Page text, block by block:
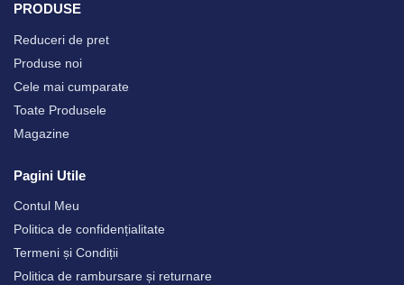
PRODUSE
Reduceri de pret
Produse noi
Cele mai cumparate
Toate Produsele
Magazine
Pagini Utile
Contul Meu
Politica de confidențialitate
Termeni și Condiții
Politica de rambursare și returnare